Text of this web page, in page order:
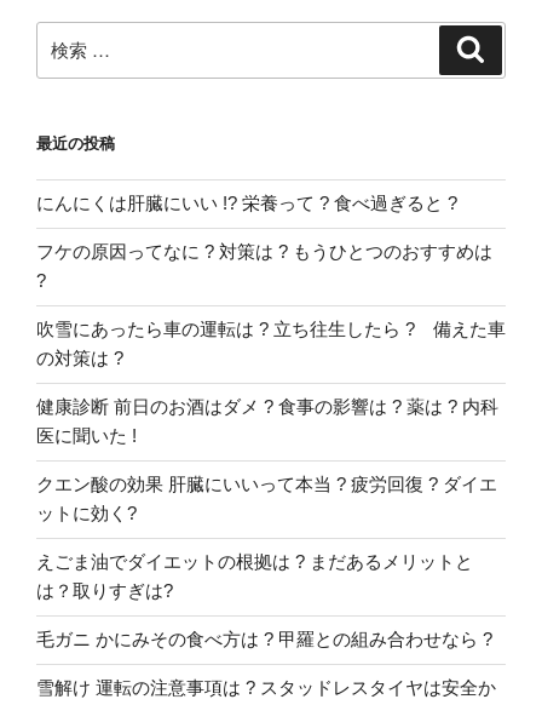
索:
最近の投稿
にんにくは肝臓にいい !? 栄養って ? 食べ過ぎると ?
フケの原因ってなに ? 対策は ? もうひとつのおすすめは
?
吹雪にあったら車の運転は ? 立ち往生したら ? 備えた車
の対策は ?
健康診断 前日のお酒はダメ ? 食事の影響は ? 薬は ? 内科
医に聞いた !
クエン酸の効果 肝臓にいいって本当 ? 疲労回復 ? ダイエ
ットに効く?
えごま油でダイエットの根拠は ? まだあるメリットと
は？取りすぎは?
毛ガニ かにみその食べ方は ? 甲羅との組み合わせなら ?
雪解け 運転の注意事項は ? スタッドレスタイヤは安全か